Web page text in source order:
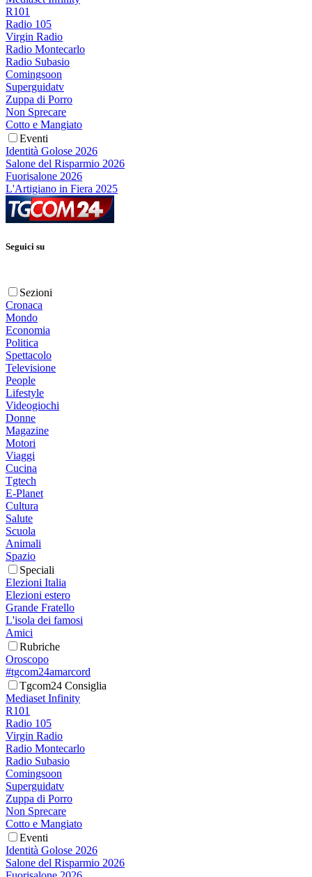
R101
Radio 105
Virgin Radio
Radio Montecarlo
Radio Subasio
Comingsoon
Superguidatv
Zuppa di Porro
Non Sprecare
Cotto e Mangiato
Eventi
Identità Golose 2026
Salone del Risparmio 2026
Fuorisalone 2026
L'Artigiano in Fiera 2025
Seguici su
Sezioni
Cronaca
Mondo
Economia
Politica
Spettacolo
Televisione
People
Lifestyle
Videogiochi
Donne
Magazine
Motori
Viaggi
Cucina
Tgtech
E-Planet
Cultura
Salute
Scuola
Animali
Spazio
Speciali
Elezioni Italia
Elezioni estero
Grande Fratello
L'isola dei famosi
Amici
Rubriche
Oroscopo
#tgcom24amarcord
Tgcom24 Consiglia
Mediaset Infinity
R101
Radio 105
Virgin Radio
Radio Montecarlo
Radio Subasio
Comingsoon
Superguidatv
Zuppa di Porro
Non Sprecare
Cotto e Mangiato
Eventi
Identità Golose 2026
Salone del Risparmio 2026